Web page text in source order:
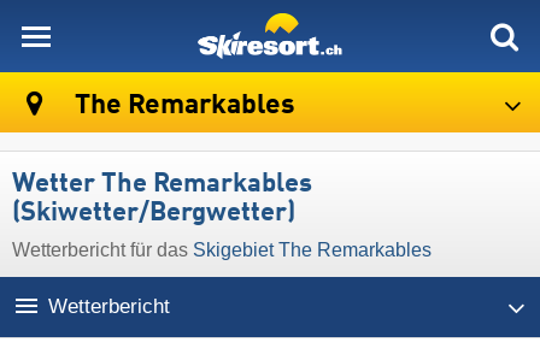
The Remarkables
Wetter The Remarkables
(Skiwetter/Bergwetter)
Wetterbericht für das Skigebiet The Remarkables
Wetterbericht